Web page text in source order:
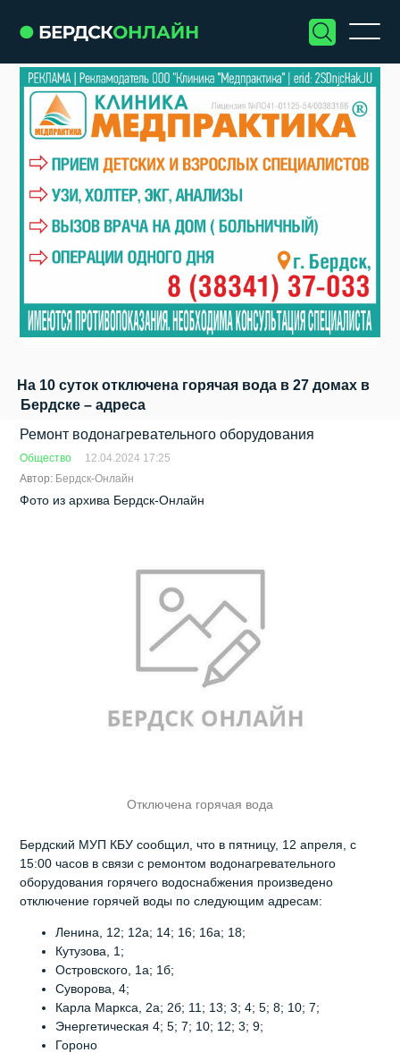
На 10 суток отключена горячая вода в 27 домах в
Бердске – адреса
Ремонт водонагревательного оборудования
Общество
12.04.2024 17:25
Автор: Бердск-Онлайн
Фото из архива Бердск-Онлайн
Отключена горячая вода
Бердский МУП КБУ сообщил, что в пятницу, 12 апреля, с
15:00 часов в связи с ремонтом водонагревательного
оборудования горячего водоснабжения произведено
отключение горячей воды по следующим адресам:
Ленина, 12; 12а; 14; 16; 16а; 18;
Кутузова, 1;
Островского, 1а; 1б;
Суворова, 4;
Карла Маркса, 2а; 2б; 11; 13; 3; 4; 5; 8; 10; 7;
Энергетическая 4; 5; 7; 10; 12; 3; 9;
Гороно